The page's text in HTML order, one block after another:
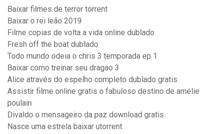
Baixar filmes de terror torrent
Baixar o rei leão 2019
Filme copias de volta a vida online dublado
Fresh off the boat dublado
Todo mundo odeia o chris 3 temporada ep 1
Baixar como treinar seu dragao 3
Alice através do espelho completo dublado gratis
Assistir filme online gratis o fabuloso destino de amélie
poulain
Divaldo o mensageiro da paz download gratis
Nasce uma estrela baixar utorrent